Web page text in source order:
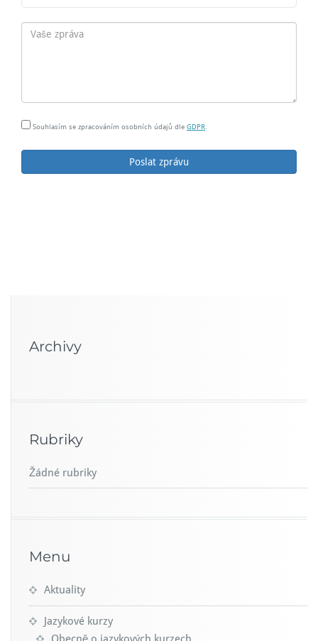
Souhlasím se zpracováním osobních údajů dle GDPR
Poslat zprávu
Archivy
Rubriky
Žádné rubriky
Menu
Aktuality
Jazykové kurzy